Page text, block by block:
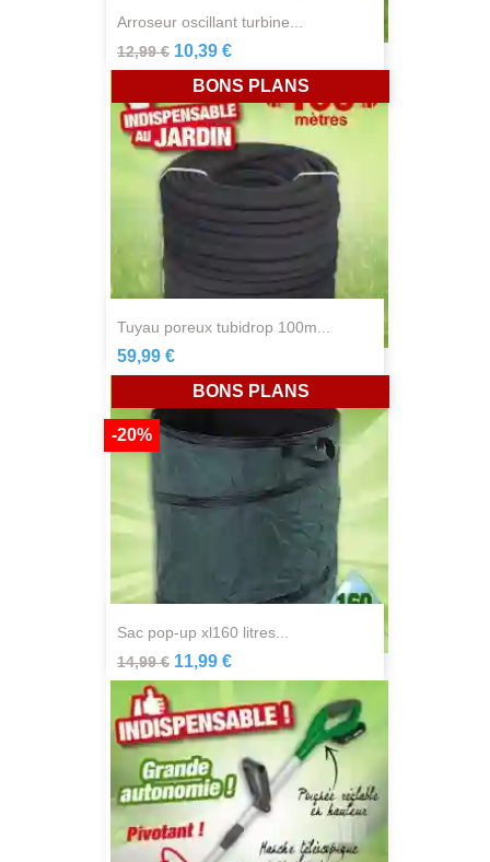
arroseur oscillant turbine...
12,99 € 10,39 €
tuyau poreux tubidrop 100m...
59,99 €
BONS PLANS
sac pop-up xl160 litres...
14,99 €
-20%
11,99 €
BONS PLANS